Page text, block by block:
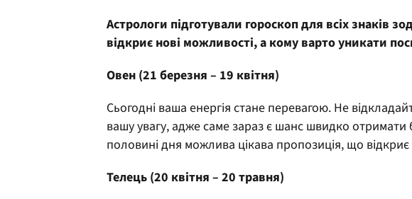
Астрологи підготували гороскоп для всіх знаків
відкриє нові можливості, а кому варто уникати
Овен (21 березня – 19 квітня)
Сьогодні ваша енергія стане перевагою. Не
вашу увагу, адже саме зараз є шанс швидко отримати
половині дня можлива цікава пропозиція, що
Телець (20 квітня – 20 травня)